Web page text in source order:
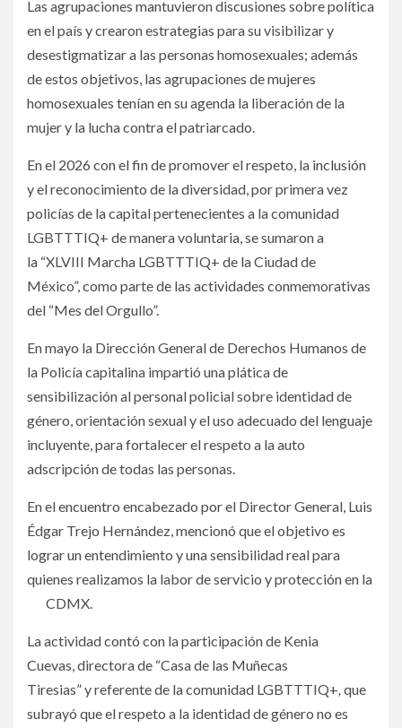
Las agrupaciones mantuvieron discusiones sobre política
en el país y crearon estrategias para su visibilizar y
desestigmatizar a las personas homosexuales; además
de estos objetivos, las agrupaciones de mujeres
homosexuales tenían en su agenda la liberación de la
mujer y la lucha contra el patriarcado.
En el 2026 con el fin de promover el respeto, la inclusión
y el reconocimiento de la diversidad, por primera vez
policías de la capital pertenecientes a la comunidad
LGBTTTIQ+ de manera voluntaria, se sumaron a
la “XLVIII Marcha LGBTTTIQ+ de la Ciudad de
México”, como parte de las actividades conmemorativas
del “Mes del Orgullo”.
En mayo la Dirección General de Derechos Humanos de
la Policía capitalina impartió una plática de
sensibilización al personal policial sobre identidad de
género, orientación sexual y el uso adecuado del lenguaje
incluyente, para fortalecer el respeto a la auto
adscripción de todas las personas.
En el encuentro encabezado por el Director General, Luis
Édgar Trejo Hernández, mencionó que el objetivo es
lograr un entendimiento y una sensibilidad real para
quienes realizamos la labor de servicio y protección en la
CDMX.
La actividad contó con la participación de Kenia
Cuevas, directora de “Casa de las Muñecas
Tiresias” y referente de la comunidad LGBTTTIQ+, que
subrayó que el respeto a la identidad de género no es